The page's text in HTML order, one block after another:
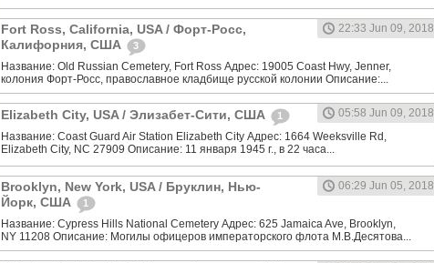
Fort Ross, California, USA / Форт-Росс,
Калифорния, США
3
22:33 Jun 09, 2018
Название: Old Russian Cemetery, Fort Ross Адрес: 19005 Coast Hwy, Jenner,
колония Форт-Росс, православное кладбище русской колонии Описание:...
Elizabeth City, USA / Элизабет-Сити, США 1
05:58 Jun 09, 2018
Название: Coast Guard Air Station Elizabeth City Адрес: 1664 Weeksville Rd,
Elizabeth City, NC 27909 Описание: 11 января 1945 г., в 22 часа...
Brooklyn, New York, USA / Бруклин, Нью-
Йорк, США
1
06:29 Jun 05, 2018
Название: Cypress Hills National Cemetery Адрес: 625 Jamaica Ave, Brooklyn,
NY 11208 Описание: Могилы офицеров императорского флота М.В.Десятова...